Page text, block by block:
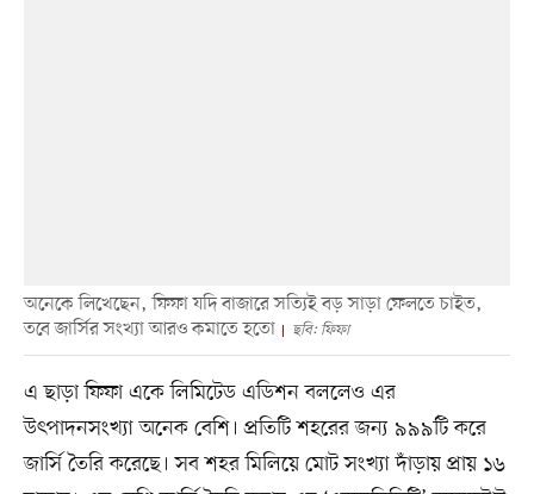
অনেকে লিখেছেন, ফিফা যদি বাজারে সত্যিই বড় সাড়া ফেলতে চাইত,
তবে জার্সির সংখ্যা আরও কমাতে হতো
ছবি: ফিফা
এ ছাড়া ফিফা একে লিমিটেড এডিশন বললেও এর
উৎপাদনসংখ্যা অনেক বেশি। প্রতিটি শহরের জন্য ৯৯৯টি করে
জার্সি তৈরি করেছে। সব শহর মিলিয়ে মোট সংখ্যা দাঁড়ায় প্রায় ১৬